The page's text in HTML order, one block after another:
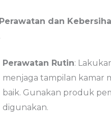
Perawatan dan
Perawatan Rutin:
menjaga tampilan kamar
baik. Gunakan produk
digunakan.